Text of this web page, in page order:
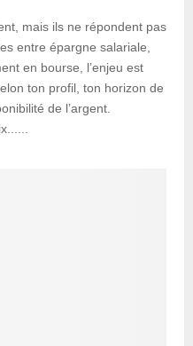
mais ils ne répondent pas
entre épargne salariale,
en bourse, l’enjeu est
ton profil, ton horizon de
de l’argent.